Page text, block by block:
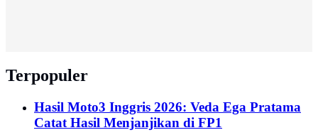
Terpopuler
Hasil Moto3 Inggris 2026: Veda Ega Pratama
Catat Hasil Menjanjikan di FP1